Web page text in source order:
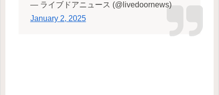
— ライブドアニュース (@livedoornews)
January 2, 2025